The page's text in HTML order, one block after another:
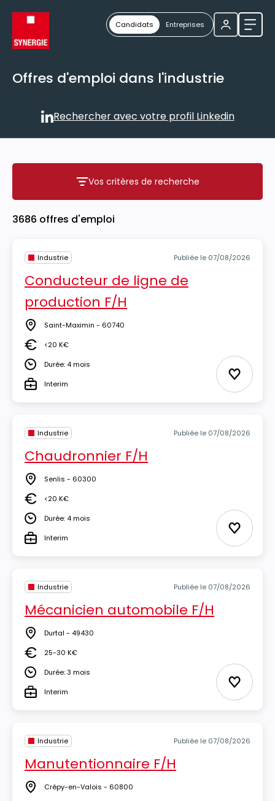
Candidats Entreprises
Offres d'emploi dans l'industrie
Rechercher avec votre
Rechercher avec votre profil Linkedin
Vos critères de recherche
Vos critères de recherche
3686 offres d'emploi
Industrie Publiée le 07/08/2026
Conducteur de ligne de
production F/H
Lieu Saint-Maximin - 60740
Salaire<20 K€
DuréeDurée: 4 mois
TypeInterim Ajouter
Industrie Publiée le 07/08/2026
Chaudronnier F/H
Lieu Senlis - 60300
Salaire<20 K€
DuréeDurée: 4 mois
TypeInterim Ajouter
Industrie Publiée le 07/08/2026
Mécanicien automobile F/H
Lieu Durtal - 49430
Salaire25-30 K€
DuréeDurée: 3 mois
TypeInterim Ajouter
Industrie Publiée le 07/08/2026
Manutentionnaire F/H
Lieu Crépy-en-Valois - 60800